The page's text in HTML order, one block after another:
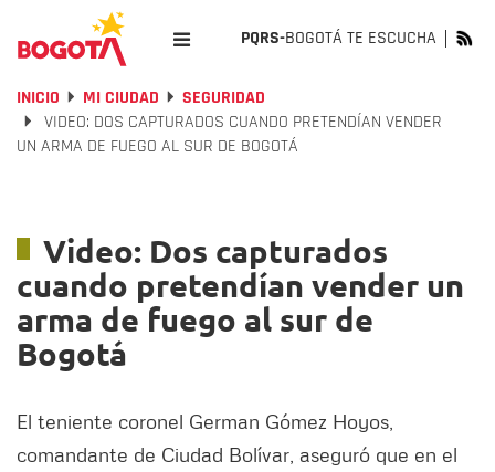
PQRS-BOGOTÁ TE ESCUCHA
INICIO MI CIUDAD
SEGURIDAD
VIDEO: DOS CAPTURADOS CUANDO PRETENDÍAN VENDER
UN ARMA DE FUEGO AL SUR DE BOGOTÁ
Video: Dos capturados
cuando pretendían vender un
arma de fuego al sur de
Bogotá
El teniente coronel German Gómez Hoyos,
comandante de Ciudad Bolívar, aseguró que en el